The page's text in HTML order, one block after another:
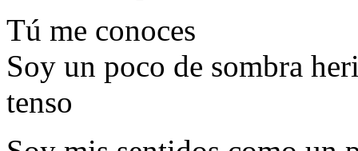
Tú me conoces
Soy un poco de sombra
tenso